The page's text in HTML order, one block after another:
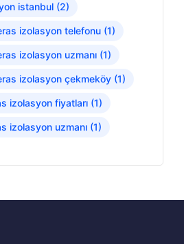
istanbul (2)
izolasyon telefonu (1)
izolasyon uzmanı (1)
izolasyon çekmeköy (1)
izolasyon fiyatları (1)
izolasyon uzmanı (1)